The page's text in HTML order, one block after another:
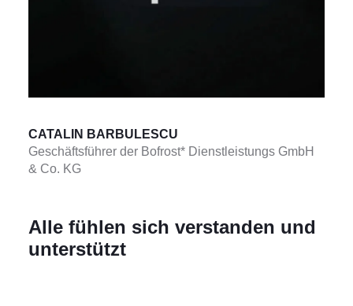
CATALIN BARBULESCU
Geschäftsführer der Bofrost* Dienstleistungs GmbH
& Co. KG
Alle fühlen sich verstanden und
unterstützt